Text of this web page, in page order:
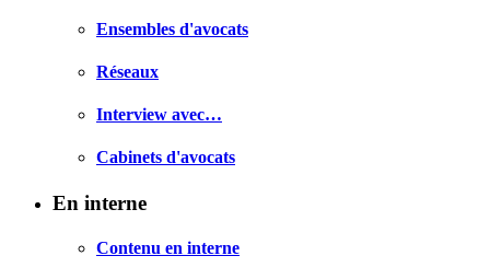
Ensembles d'avocats
Réseaux
Interview avec…
Cabinets d'avocats
En interne
Contenu en interne